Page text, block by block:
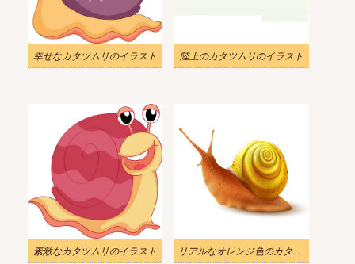
幸せなカタツムリのイラスト 陸上のカタツムリのイラスト
素敵なカタツムリのイラスト リアルなオレンジ色のカタツムリのイラスト